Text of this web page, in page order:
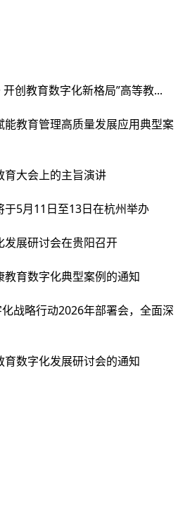
开创教育数字化新格局”高等教...
教育管理高质量发展应用典型案
大会上的主旨演讲
5月11日至13日在杭州举办
展研讨会在贵阳召开
育数字化典型案例的通知
战略行动2026年部署会，全面深
数字化发展研讨会的通知